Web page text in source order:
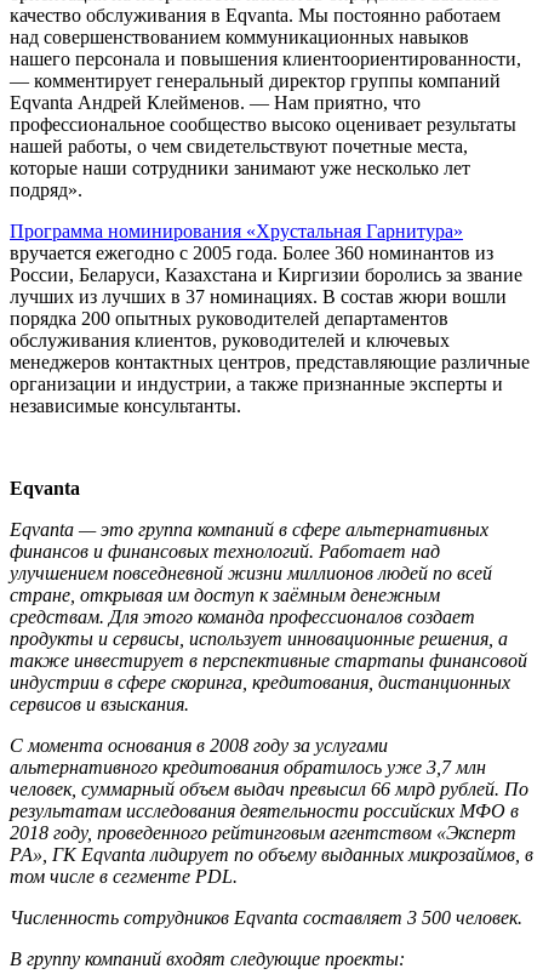
качество обслуживания в Eqvanta. Мы постоянно работаем
над совершенствованием коммуникационных навыков
нашего персонала и повышения клиентоориентированности,
— комментирует генеральный директор группы компаний
Eqvanta Андрей Клейменов. — Нам приятно, что
профессиональное сообщество высоко оценивает результаты
нашей работы, о чем свидетельствуют почетные места,
которые наши сотрудники занимают уже несколько лет
подряд».
Программа номинирования «Хрустальная Гарнитура»
вручается ежегодно с 2005 года. Более 360 номинантов из
России, Беларуси, Казахстана и Киргизии боролись за звание
лучших из лучших в 37 номинациях. В состав жюри вошли
порядка 200 опытных руководителей департаментов
обслуживания клиентов, руководителей и ключевых
менеджеров контактных центров, представляющие различные
организации и индустрии, а также признанные эксперты и
независимые консультанты.
Eqvanta
Eqvanta — это группа компаний в сфере альтернативных
финансов и финансовых технологий. Работает над
улучшением повседневной жизни миллионов людей по всей
стране, открывая им доступ к заёмным денежным
средствам. Для этого команда профессионалов создает
продукты и сервисы, использует инновационные решения, а
также инвестирует в перспективные стартапы финансовой
индустрии в сфере скоринга, кредитования, дистанционных
сервисов и взыскания.
С момента основания в 2008 году за услугами
альтернативного кредитования обратилось уже 3,7 млн
человек, суммарный объем выдач превысил 66 млрд рублей. По
результатам исследования деятельности российских МФО в
2018 году, проведенного рейтинговым агентством «Эксперт
РА», ГК Eqvanta лидирует по объему выданных микрозаймов, в
том числе в сегменте PDL.
Численность сотрудников Eqvanta составляет 3 500 человек.
В группу компаний входят следующие проекты: